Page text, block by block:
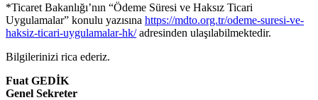
*Ticaret Bakanlığı’nın “Ödeme Süresi ve Haksız Ticari
Uygulamalar” konulu yazısına https://mdto.org.tr/odeme-suresi-ve-
haksiz-ticari-uygulamalar-hk/adresinden ulaşılabilmektedir.
Bilgilerinizi rica ederiz.
Fuat GEDİK
Genel Sekreter